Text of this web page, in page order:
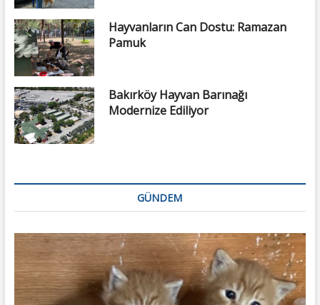
Hayvanların Can Dostu: Ramazan
Pamuk
Bakırköy Hayvan Barınağı
Modernize Ediliyor
GÜNDEM